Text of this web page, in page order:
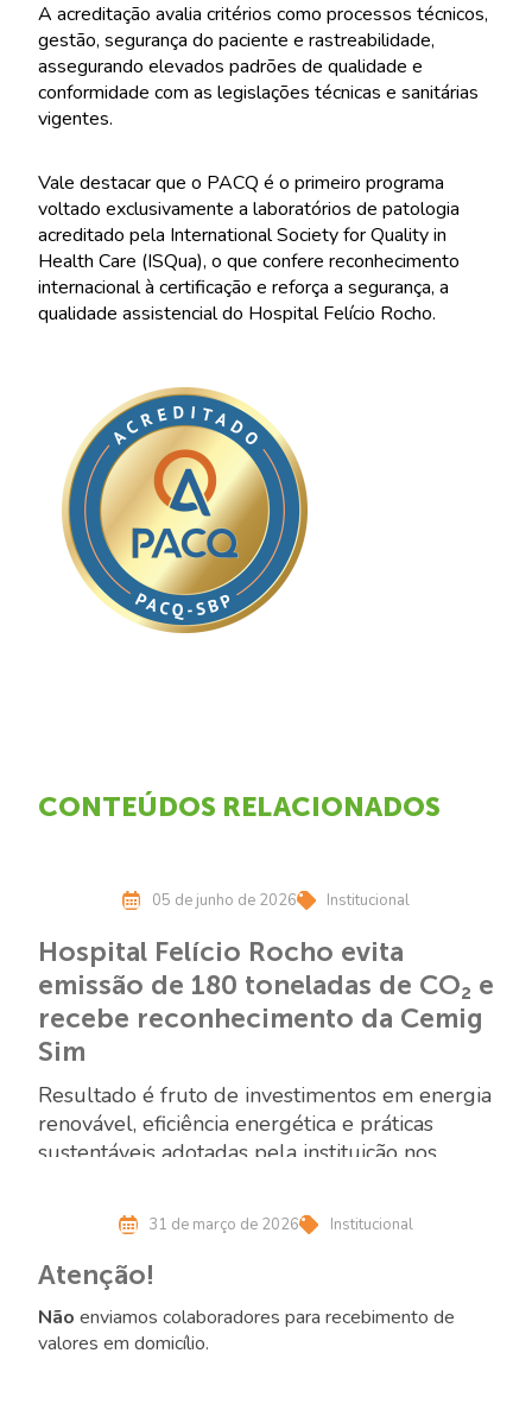
A acreditação avalia critérios como processos técnicos,
gestão, segurança do paciente e rastreabilidade,
assegurando elevados padrões de qualidade e
conformidade com as legislações técnicas e sanitárias
vigentes.
Vale destacar que o PACQ é o primeiro programa
voltado exclusivamente a laboratórios de patologia
acreditado pela International Society for Quality in
Health Care (ISQua), o que confere reconhecimento
internacional à certificação e reforça a segurança, a
qualidade assistencial do Hospital Felício Rocho.
CONTEÚDOS RELACIONADOS
05 de junho de 2026 Institucional
Hospital Felício Rocho evita
emissão de 180 toneladas de CO₂ e
recebe reconhecimento da Cemig
Sim
Resultado é fruto de investimentos em energia
renovável, eficiência energética e práticas
sustentáveis adotadas pela instituição nos
31 de março de 2026 Institucional
Atenção!
Não enviamos colaboradores para recebimento de
valores em domicílio.